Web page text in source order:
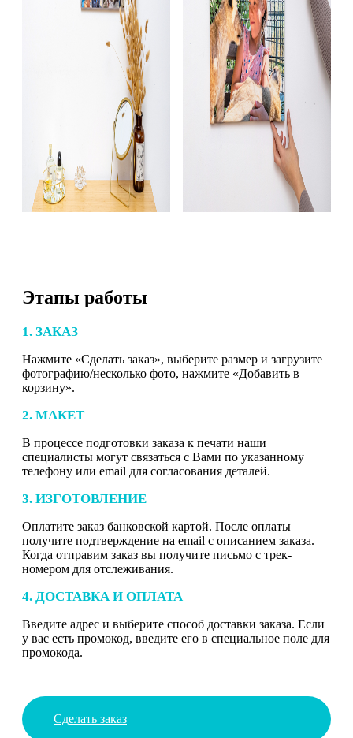
Этапы работы
1. ЗАКАЗ
Нажмите «Сделать заказ», выберите размер и загрузите
фотографию/несколько фото, нажмите «Добавить в
корзину».
2. МАКЕТ
В процессе подготовки заказа к печати наши
специалисты могут связаться с Вами по указанному
телефону или email для согласования деталей.
3. ИЗГОТОВЛЕНИЕ
Оплатите заказ банковской картой. После оплаты
получите подтверждение на email с описанием заказа.
Когда отправим заказ вы получите письмо с трек-
номером для отслеживания.
4. ДОСТАВКА И ОПЛАТА
Введите адрес и выберите способ доставки заказа. Если
у вас есть промокод, введите его в специальное поле для
промокода.
Сделать заказ